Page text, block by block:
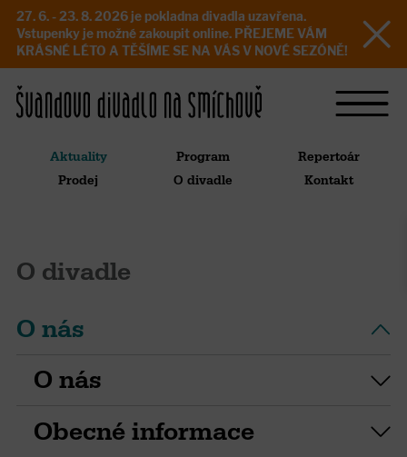
27. 6. - 23. 8. 2026 je pokladna divadla uzavřena.
Vstupenky je možné zakoupit online. PŘEJEME VÁM
KRÁSNÉ LÉTO A TĚŠÍME SE NA VÁS V NOVÉ SEZÓNĚ!
Aktuality Program
Repertoár
Prodej
O divadle Kontakt
O divadle
O nás
O nás
Obecné informace